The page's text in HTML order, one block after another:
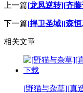
上一篇[龙凤逆转][齐
下一篇[捍卫圣域][森
相关文章
[野猫与杂草][真